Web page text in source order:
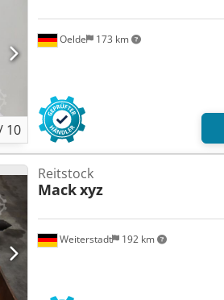
10
Oelde 173 km
Weiterstadt 192 km
Reitstock
Mackxyz